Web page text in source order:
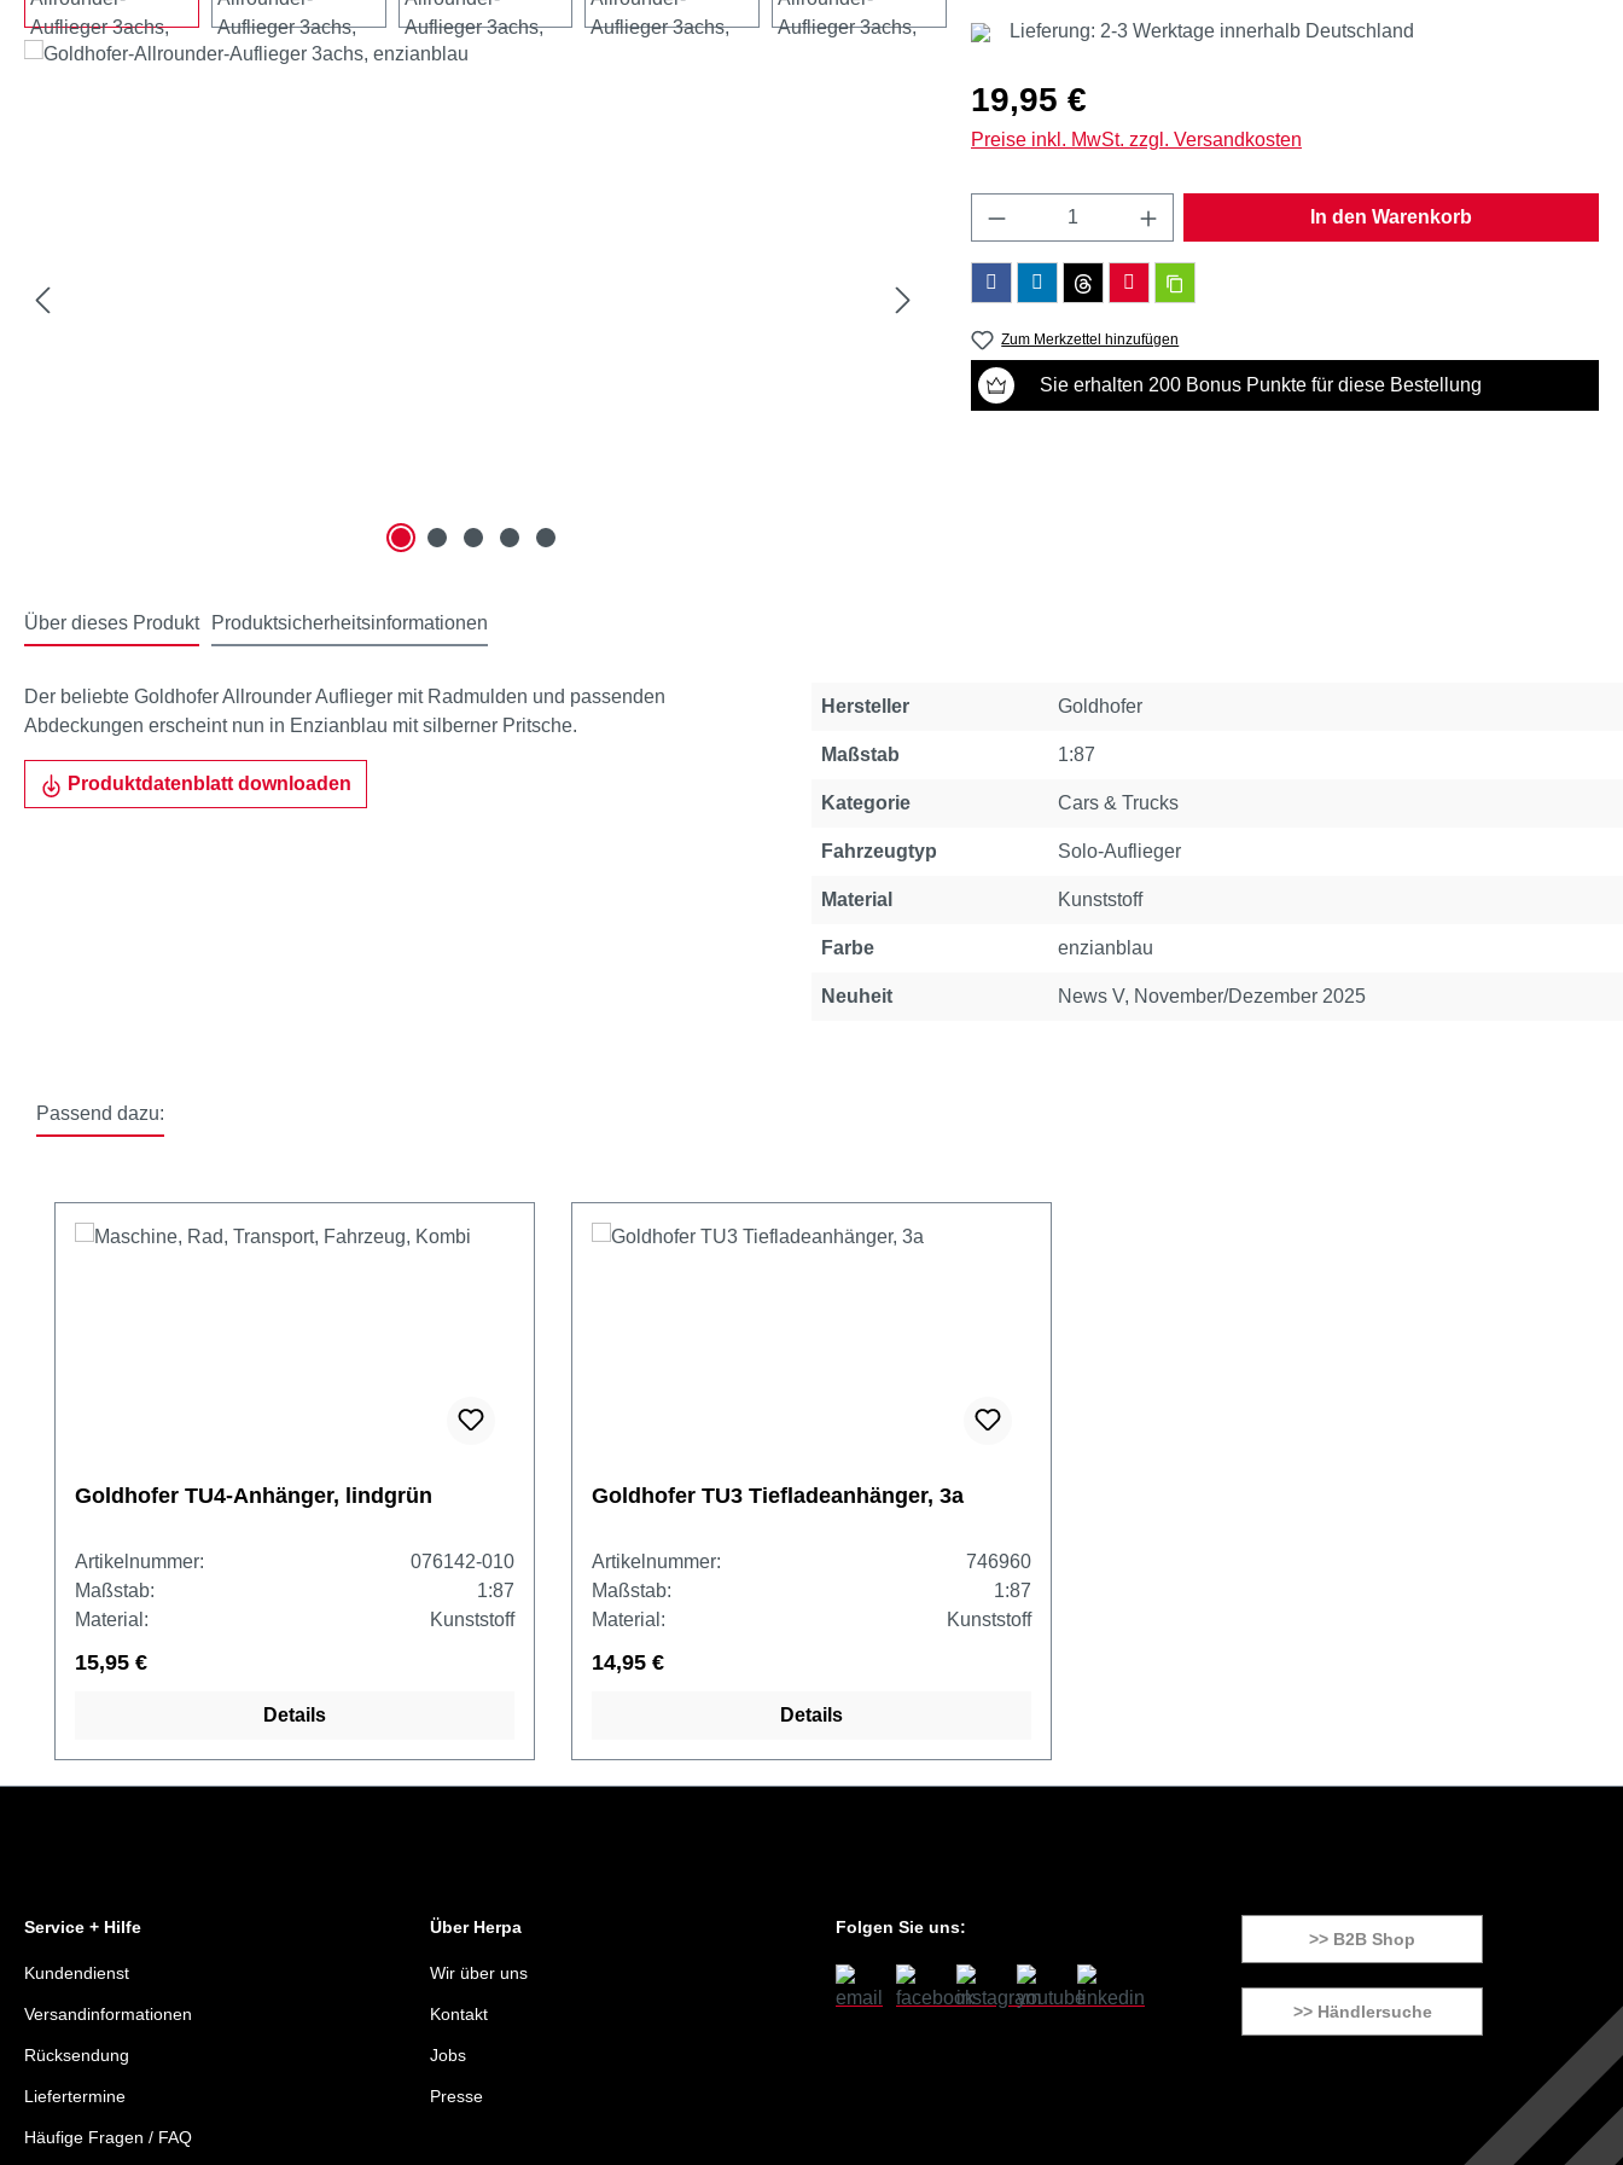
Lieferung: 2-3 Werktage innerhalb Deutschland
Regulärer Preis:
19,95 €
Preise inkl. MwSt. zzgl. Versandkosten
Produkt Anzahl: Gib den gewünschten Wert ein
In den Warenkorb
Zum Merkzettel hinzufügen
Sie erhalten 200 Bonus Punkte für diese Bestellung
Über dieses Produkt Produktsicherheitsinformationen
Der beliebte Goldhofer Allrounder Auflieger mit Radmulden und passenden
Abdeckungen erscheint nun in Enzianblau mit silberner Pritsche.
Produktdatenblatt downloaden
Eigenschaft
Hersteller Goldhofer
Maßstab 1:87
Kategorie Cars & Trucks
Fahrzeugtyp Solo-Auflieger
Material Kunststoff
Farbe enzianblau
Neuheit News V, November/Dezember 2025
Passend dazu:
Goldhofer TU4-Anhänger, lindgrün
Artikelnummer:
076142-010
Maßstab:
1:87
Material:
Kunststoff
15,95 €
Details
Goldhofer TU3 Tiefladeanhänger, 3a
Artikelnummer:
746960
Maßstab:
1:87
Material:
Kunststoff
14,95 €
Details
Service + Hilfe
Kundendienst
Versandinformationen
Rücksendung
Liefertermine
Häufige Fragen / FAQ
Über Herpa
Wir über uns
Kontakt
Jobs
Presse
Folgen Sie uns:
>> B2B Shop
>> Händlersuche